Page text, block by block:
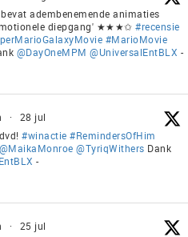
adembenemende animaties
diepgang' ★★★✩ #recensie
#MarioMovie
@DayOneMPM @UniversalEntBLX -
·
28 jul
#winactie #RemindersOfHim
@MaikaMonroe @TyriqWithers Dank
-
·
25 jul